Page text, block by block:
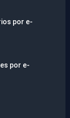
por e-
por e-